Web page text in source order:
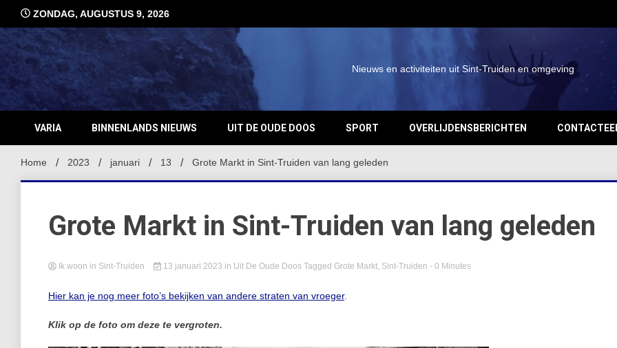
inhoud
ZONDAG, AUGUSTUS 9, 2026
Nieuws en activiteiten uit Sint-Truiden en omgeving
VARIA BINNENLANDS NIEUWS UIT DE OUDE DOOS SPORT OVERLIJDENSBERICHTEN
Home 2023 januari 13 Grote Markt in Sint-Truiden van lang geleden
Grote Markt in Sint-Truiden van lang geleden
Ik woon in Sint-Truiden 13 januari 2023 in Uit De Oude Doos Tagged Grote Markt, Sint-Truiden - 0 Minutes
Hier kan je nog meer foto’s bekijken van andere straten van vroeger.
Klik op de foto om deze te vergroten.